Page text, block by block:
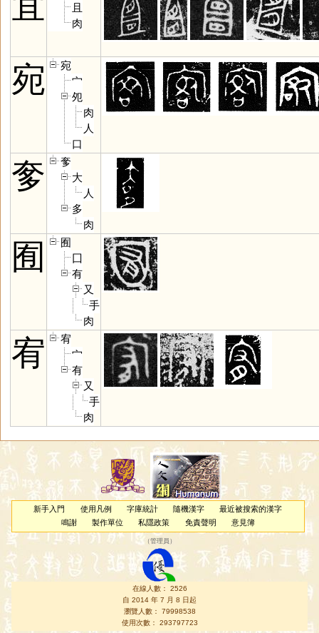
且
肉
宛
宛
宀
夗
肉
人
口
奓
奓
大
人
多
肉
囿
囿
囗
有
又
手
肉
宥
宥
宀
有
又
手
肉
新手入門 使用凡例 字庫統計 隨機漢字
最近被搜索的漢字
鳴謝
製作單位 私隱政策 免責聲明 意見簿
（管理員 ）
在線人數： 2526
自 2014 年 7 月 8 日起
瀏覽人數： 79998538
使用次數： 293797723